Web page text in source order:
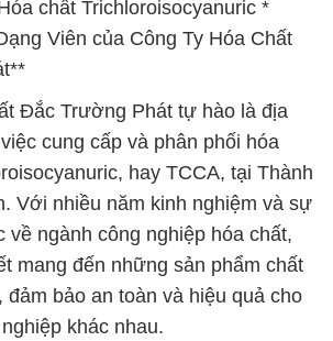
chất Trichloroisocyanuric *
Viên của Công Ty Hóa Chất
Đắc Trường Phát tự hào là địa
cung cấp và phân phối hóa
hay TCCA, tại Thành
Với nhiều năm kinh nghiệm và sự
về ngành công nghiệp hóa chất,
mang đến những sản phẩm chất
đảm bảo an toàn và hiệu quả cho
khác nhau.